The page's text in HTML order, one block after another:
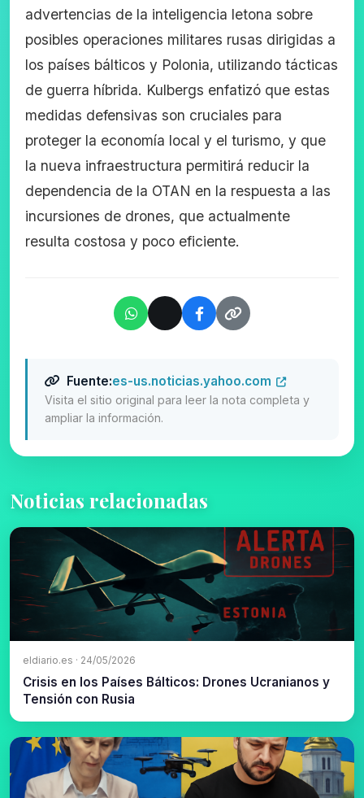
advertencias de la inteligencia letona sobre
posibles operaciones militares rusas dirigidas a
los países bálticos y Polonia, utilizando tácticas
de guerra híbrida. Kulbergs enfatizó que estas
medidas defensivas son cruciales para
proteger la economía local y el turismo, y que
la nueva infraestructura permitirá reducir la
dependencia de la OTAN en la respuesta a las
incursiones de drones, que actualmente
resulta costosa y poco eficiente.
Fuente:es-us.noticias.yahoo.com
Visita el sitio original para leer la nota completa y
ampliar la información.
Noticias relacionadas
eldiario.es · 24/05/2026
Crisis en los Países Bálticos: Drones Ucranianos y
Tensión con Rusia